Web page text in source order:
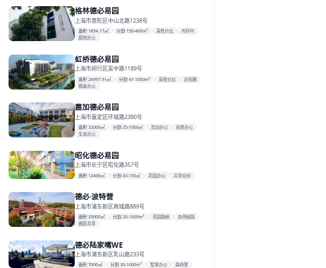
格林德必易园
上海市普陀区中山北路1238号
面积 1854.17㎡ 分割 150-400m² 高性价比
内环内
庭院办公
虹桥德必易园
上海市闵行区吴中路1189号
面积 24997.91㎡ 分割 47-1000m² 高性价比
近商圈
精装办公
嘉加德必易园
上海市嘉定区环城路2390号
面积 32000㎡ 分割 25-1000㎡ 灵动办公
创意办公
生态办公
昭化德必易园
上海市长宁区昭化路357号
面积 12466㎡ 分割 43-150㎡ 花园办公 共享空间
德必·波特营
上海市浦东新区商城路889号
面积 20000㎡ 分割 20-1000m² 花园独栋
自然赋能
圈层共享
德必陆家嘴WE
上海市浦东新区乳山路233号
面积 7000㎡ 分割 30-1000m² 智慧办公 森林里